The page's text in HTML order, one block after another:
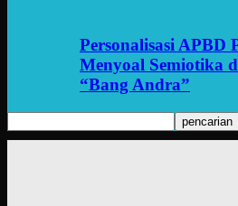
Personalisasi APBD
Menyoal Semiotika
“Bang Andra”